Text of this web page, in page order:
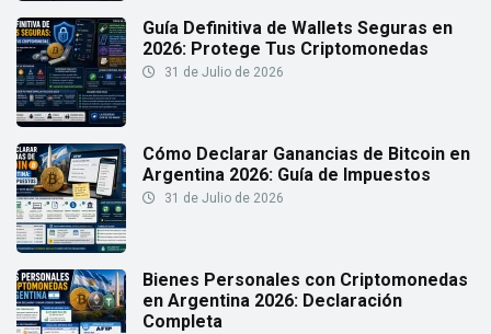
Guía Definitiva de Wallets Seguras en
2026: Protege Tus Criptomonedas
31 de Julio de 2026
Cómo Declarar Ganancias de Bitcoin en
Argentina 2026: Guía de Impuestos
31 de Julio de 2026
Bienes Personales con Criptomonedas
en Argentina 2026: Declaración
Completa